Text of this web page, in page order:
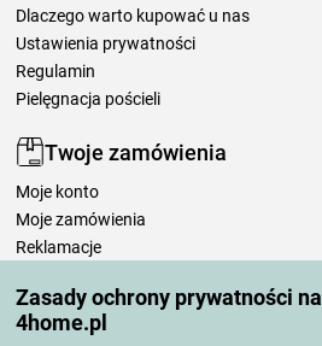
Zasady ochrony prywatności na
4home.pl
Dlaczego warto kupować u nas
Ustawienia prywatności
Regulamin
Pielęgnacja pościeli
Twoje zamówienia
Moje konto
Moje zamówienia
Reklamacje
Zasady przetwarzania recenzji